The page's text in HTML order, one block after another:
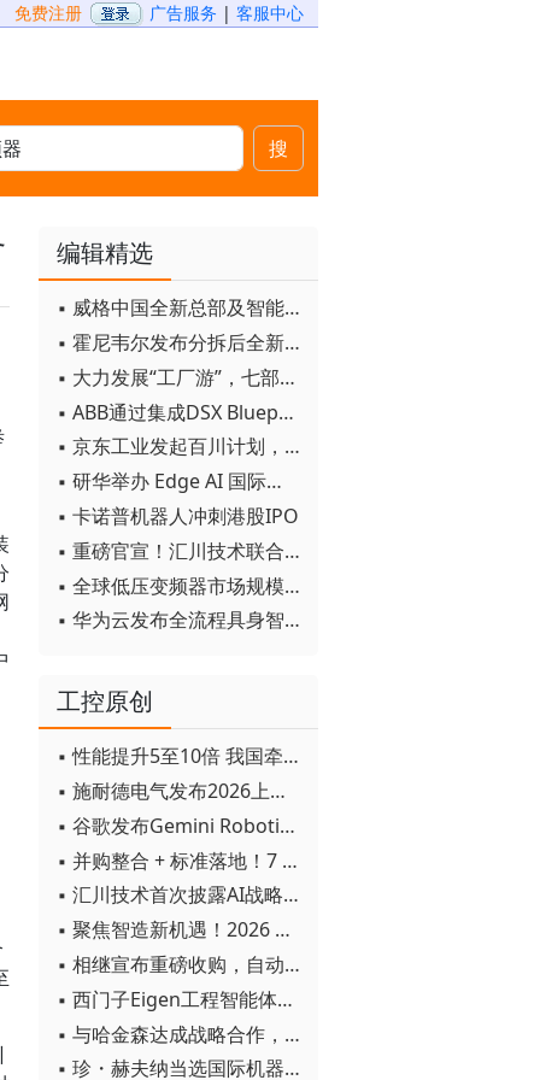
免费注册 广告服务 | 客服中心
搜
编辑精选
▪ 威格中国全新总部及智能工厂启用
▪ 霍尼韦尔发布分拆后全新品牌：霍尼韦尔科技与霍尼韦尔航空航天
▪ 大力发展“工厂游”，七部门联合发文！
▪ ABB通过集成DSX Blueprint AI基础设施，扩大与英伟达的合作
▪ 京东工业发起百川计划， 构建工业大模型新生态
▪ 研华举办 Edge AI 国际论坛
▪ 卡诺普机器人冲刺港股IPO
▪ 重磅官宣！汇川技术联合发起 D12 联盟，开创产教融合新范式
▪ 全球低压变频器市场规模2030年将超170亿美元
▪ 华为云发布全流程具身智能开发平台CloudRobo
工控原创
▪ 性能提升5至10倍 我国牵头制定的WiTSnet工业以太网国际标准正式发布
▪ 施耐德电气发布2026上半年可持续发展成绩单 "Impact 2030"路线图开局稳健
▪ 谷歌发布Gemini Robotics 2模型 实现人形机器人全身智能控制突破
▪ 并购整合 + 标准落地！7 月工业自动化产业动态速递
▪ 汇川技术首次披露AI战略进展：从两个方面推动“AI业务化”落地
▪ 聚焦智造新机遇！2026 青岛数字化及智能制造技术论坛圆满落幕
▪ 相继宣布重磅收购，自动化巨头新一轮并购潮剑指何方？
▪ 西门子Eigen工程智能体落地中国，工业AI跨越物理世界“确定性”拐点
▪ 与哈金森达成战略合作，乐聚机器人何以持续获得工业巨头青睐？
▪ 珍・赫夫纳当选国际机器人联合会新任主席